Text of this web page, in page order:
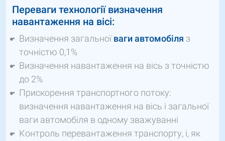
Переваги технології визначення
навантаження на вісі:
Визначення загальноїваги автомобіля з
точністю 0,1%
Визначення навантаження на вісь з точністю
до 2%
Прискорення транспортного потоку:
визначення навантаження на вісь і загальної
ваги автомобіля в одному зважуванні
Контроль перевантаження транспорту, і, як